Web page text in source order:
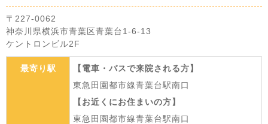
〒227-0062
神奈川県横浜市青葉区青葉台1-6-13
ケントロンビル2F
最寄り駅
【電車・バスで来院される方】
東急田園都市線青葉台駅南口
【お近くにお住まいの方】
東急田園都市線青葉台駅南口